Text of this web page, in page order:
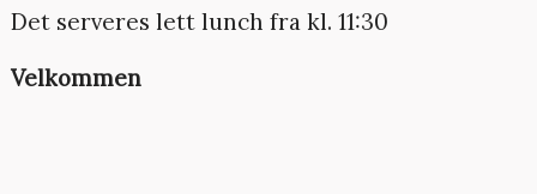
Det serveres lett lunch fra kl. 11:30
Velkommen